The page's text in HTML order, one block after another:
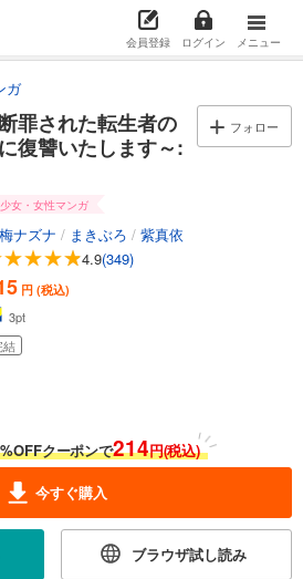
会員登録 ログイン メニュー
ガ
罪された転生者の
復讐いたします～:
フォロー
少女・女性マンガ
ナズナ / まきぶろ / 紫真依
4.9(349)
円 (税込)
3pt
結
クーポンで214円(税込)
今すぐ購入
ブラウザ試し読み